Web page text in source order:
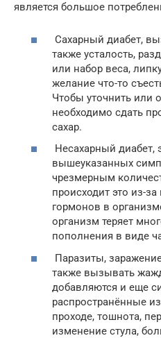
является большое
Сахарный диабет,
также усталость,
или набор веса,
желание что-то
Чтобы уточнить или
необходимо сдать
сахар.
Несахарный диабет,
вышеуказанных
чрезмерным
происходит это из-
гормонов в
организм теряет
пополнения в виде
Паразиты,
также вызывать
добавляются и еще
распространённые
проходе, тошнота,
изменение стула,